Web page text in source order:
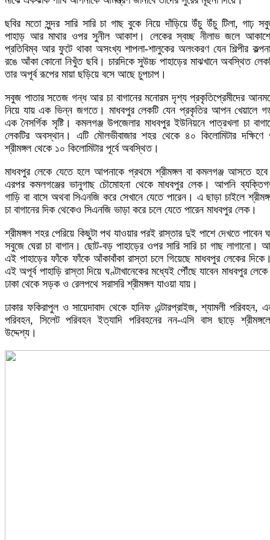
ছবির মতো সুন্দর সারি সারি চা গাছ বুকে নিয়ে দাঁড়িয়ে উঁচু উঁচু টিলা, গাঢ়
পাহাড় আর মাথার ওপর সুনীল আকাশ। লেকের স্বচ্ছ নীলাভ জলে
প্রতিবিম্ব আর ফুটে থাকা অসংখ্য শাপলা-শালুকের অলংকরণ যেন শিল্পীর
রঙে আঁকা কোনো নিখুঁত ছবি। চারদিকে সুউচ্চ পাহাড়ের মাঝখানে অবস্থিত
তার অপূর্ব রূপের মায়া ছড়িয়ে বসে আছে চুপচাপ।
সবুজ পাতার সতেজ গন্ধ আর চা বাগানের মনোরম দৃশ্য প্রকৃতিপ্রেমীদের
নিয়ে যায় এক ভিন্ন জগতে। মাধবপুর লেকটি যেন প্রকৃতির আপন খেয়ালে
এক নৈসর্গিক সৃষ্টি। কমলগঞ্জ উপজেলার মাধবপুর ইউনিয়নে পাত্রখলা চা
লেকটির অবস্থান। এটি মৌলভীবাজার শহর থেকে ৪০ কিলোমিটার দক্ষিণে
শ্রীমঙ্গল থেকে ১০ কি‍লোমিটার পূর্বে অবস্থিত।
মাধবপুর লেকে যেতে হলে আপনাকে প্রথমে শ্রীমঙ্গল বা কমলগঞ্জ আসতে
এরপর কমলগঞ্জের ভানুগাছ চৌমোহনা থেকে মাধবপুর লেক। আপনি
গাড়ি বা বাসে অথবা সিএনজি করে সেখানে যেতে পারেন। এ ছাড়া চাইলে
চা বাগানের দিক থেকেও সিএনজি ভাড়া করে চলে যেতে পারেন মাধবপুর লেক।
শ্রীমঙ্গল শহর পেরিয়ে কিছুটা পথ যাওয়ার পরই রাস্তার দুই পাশে দেখতে পাবেন
সবুজে ঘেরা চা বাগান। ছোট-বড় পাহাড়ের ওপর সারি সারি চা গাছ লাগানো।
এই পাহাড়ের ফাঁকে ফাঁকে আঁকাবাঁকা রাস্তা চলে গিয়েছে মাধবপুর লেকের
এই অপূর্ব পাহাড়ি রাস্তা দিয়ে ঘণ্টাখানেকের মধ্যেই পৌঁছে যাবেন মাধবপুর
ঢাকা থেকে সড়ক ও রেলপথে সরাসরি শ্রীমঙ্গল যাওয়া যায়।
ঢাকার ফকিরাপুল ও সায়েদাবাদ থেকে হানিফ এন্টারপ্রাইজ, শ্যামলী পরিবহন,
পরিবহন, সিলেট পরিবহন ইত্যাদি পরিবহনের নন-এসি বাস ছাড়ে
উদ্দেশ্য।